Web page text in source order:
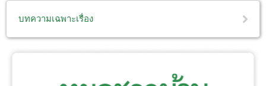
บทความเฉพาะเรื่อง